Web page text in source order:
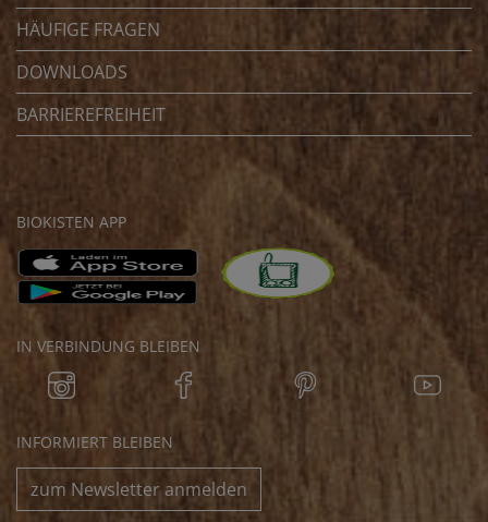
HÄUFIGE FRAGEN
DOWNLOADS
BARRIEREFREIHEIT
BIOKISTEN APP
IN VERBINDUNG BLEIBEN
INFORMIERT BLEIBEN
zum Newsletter anmelden